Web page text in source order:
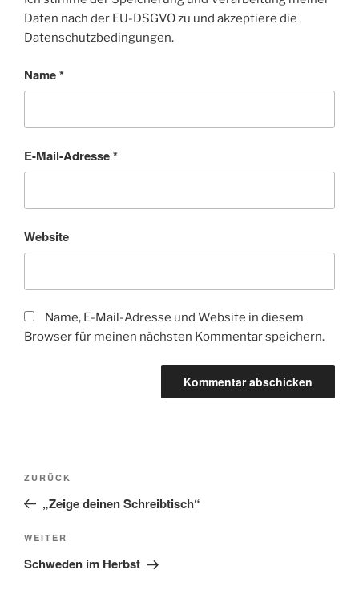
Daten nach der EU-DSGVO zu und akzeptiere die
Datenschutzbedingungen.
Name*
E-Mail-Adresse*
Website
Name, E-Mail-Adresse und Website in diesem
Browser für meinen nächsten Kommentar speichern.
Beitragsnavigation
Vorheriger
Beitrag
ZURÜCK
„Zeige deinen Schreibtisch“
Nächster
Beitrag
WEITER
Schweden im Herbst